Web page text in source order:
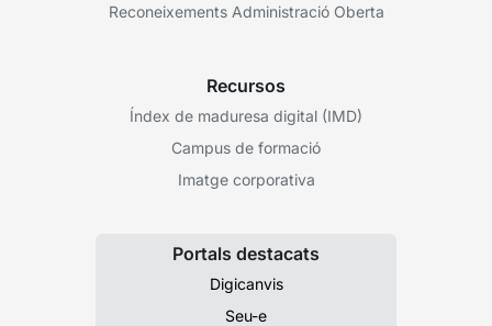
Reconeixements Administració Oberta
Recursos
Índex de maduresa digital (IMD)
Campus de formació
Imatge corporativa
Portals destacats
Digicanvis
Seu-e